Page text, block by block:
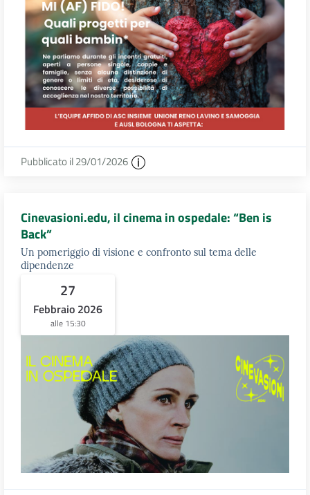
Pubblicato il 29/01/2026
Cinevasioni.edu, il cinema in ospedale: “Ben is
Back”
Un pomeriggio di visione e confronto sul tema delle
dipendenze
27
Febbraio 2026
alle 15:30